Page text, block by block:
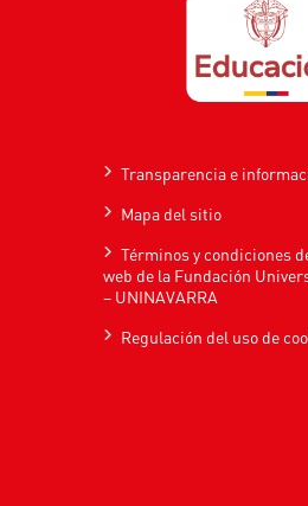
Transparencia e
Mapa del sitio
Términos y condiciones
web de la Fundación
– UNINAVARRA
Regulación del uso de